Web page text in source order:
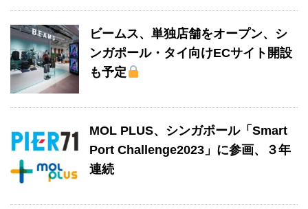
ビームス、単独店舗をオープン、シ
ンガポール・タイ向けECサイト開設
も予定
MOL PLUS、シンガポール「Smart
Port Challenge2023」に参画、３年
連続